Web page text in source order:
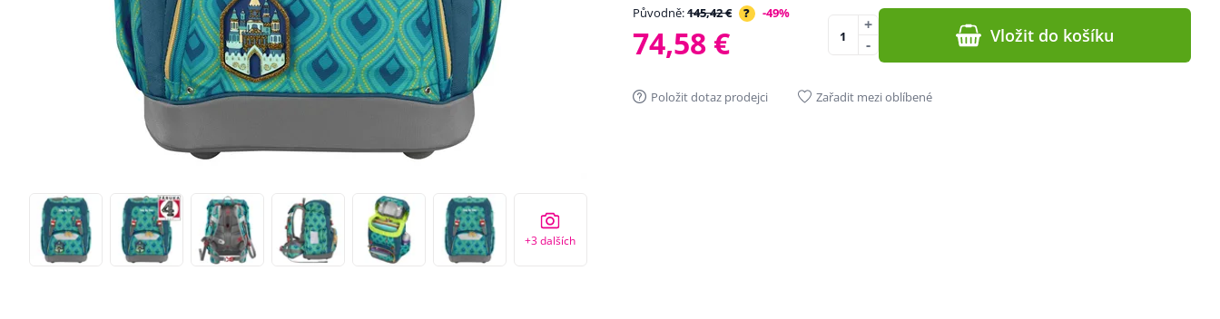
+3dalších
Původně:145,42 € ? -49%
74,58 € -
+ Vložit do košíku
Položit dotaz prodejci Zařadit mezi oblíbené